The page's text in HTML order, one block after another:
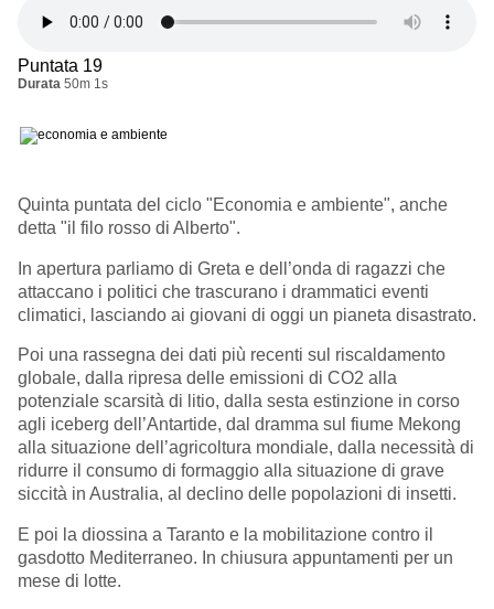
Puntata 19
Durata 50m 1s
Quinta puntata del ciclo "Economia e ambiente", anche
detta "il filo rosso di Alberto".
In apertura parliamo di Greta e dell’onda di ragazzi che
attaccano i politici che trascurano i drammatici eventi
climatici, lasciando ai giovani di oggi un pianeta disastrato.
Poi una rassegna dei dati più recenti sul riscaldamento
globale, dalla ripresa delle emissioni di CO2 alla
potenziale scarsità di litio, dalla sesta estinzione in corso
agli iceberg dell’Antartide, dal dramma sul fiume Mekong
alla situazione dell’agricoltura mondiale, dalla necessità di
ridurre il consumo di formaggio alla situazione di grave
siccità in Australia, al declino delle popolazioni di insetti.
E poi la diossina a Taranto e la mobilitazione contro il
gasdotto Mediterraneo. In chiusura appuntamenti per un
mese di lotte.